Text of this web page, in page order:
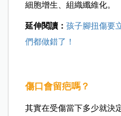
細胞增生、組織纖維化。
延伸閱讀：孩子腳扭傷要
們都做錯了！
傷口會留疤嗎？
其實在受傷當下多少就決